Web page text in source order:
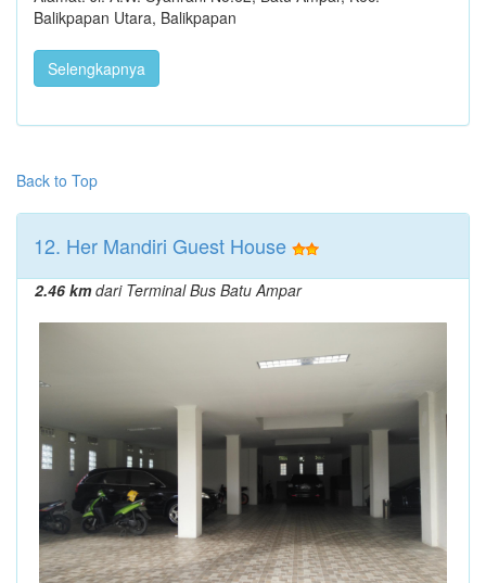
Balikpapan Utara, Balikpapan
Selengkapnya
Back to Top
12. Her Mandiri Guest House
2.46 kmdari Terminal Bus Batu Ampar